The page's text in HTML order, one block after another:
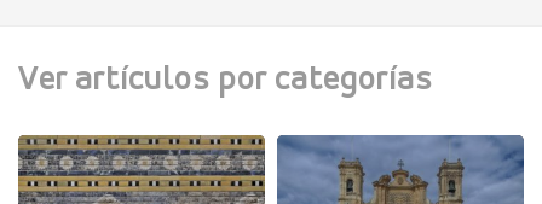
Ver artículos por categorías